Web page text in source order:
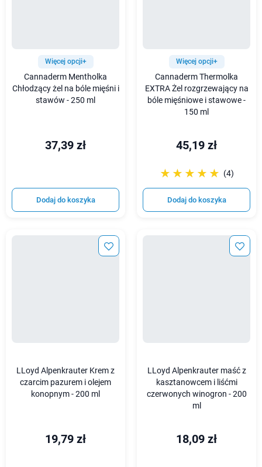
Więcej opcji+
Cannaderm Mentholka
Chłodzący żel na bóle mięśni i
stawów - 250 ml
37,39 zł
Dodaj do koszyka
Więcej opcji+
Cannaderm Thermolka
EXTRA Żel rozgrzewający na
bóle mięśniowe i stawowe -
150 ml
45,19 zł
☆☆☆☆☆
★★★★★ (4)
Dodaj do koszyka
LLoyd Alpenkrauter Krem z
czarcim pazurem i olejem
konopnym - 200 ml
19,79 zł
LLoyd Alpenkrauter maść z
kasztanowcem i liśćmi
czerwonych winogron - 200
ml
18,09 zł